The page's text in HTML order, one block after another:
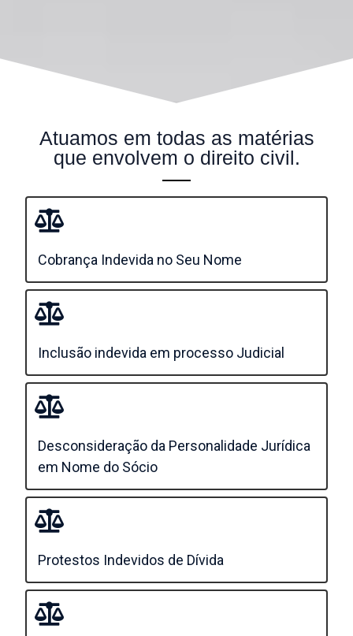
Atuamos em todas as matérias
que envolvem o direito civil.
Cobrança Indevida no Seu Nome
Inclusão indevida em processo Judicial
Desconsideração da Personalidade Jurídica
em Nome do Sócio
Protestos Indevidos de Dívida